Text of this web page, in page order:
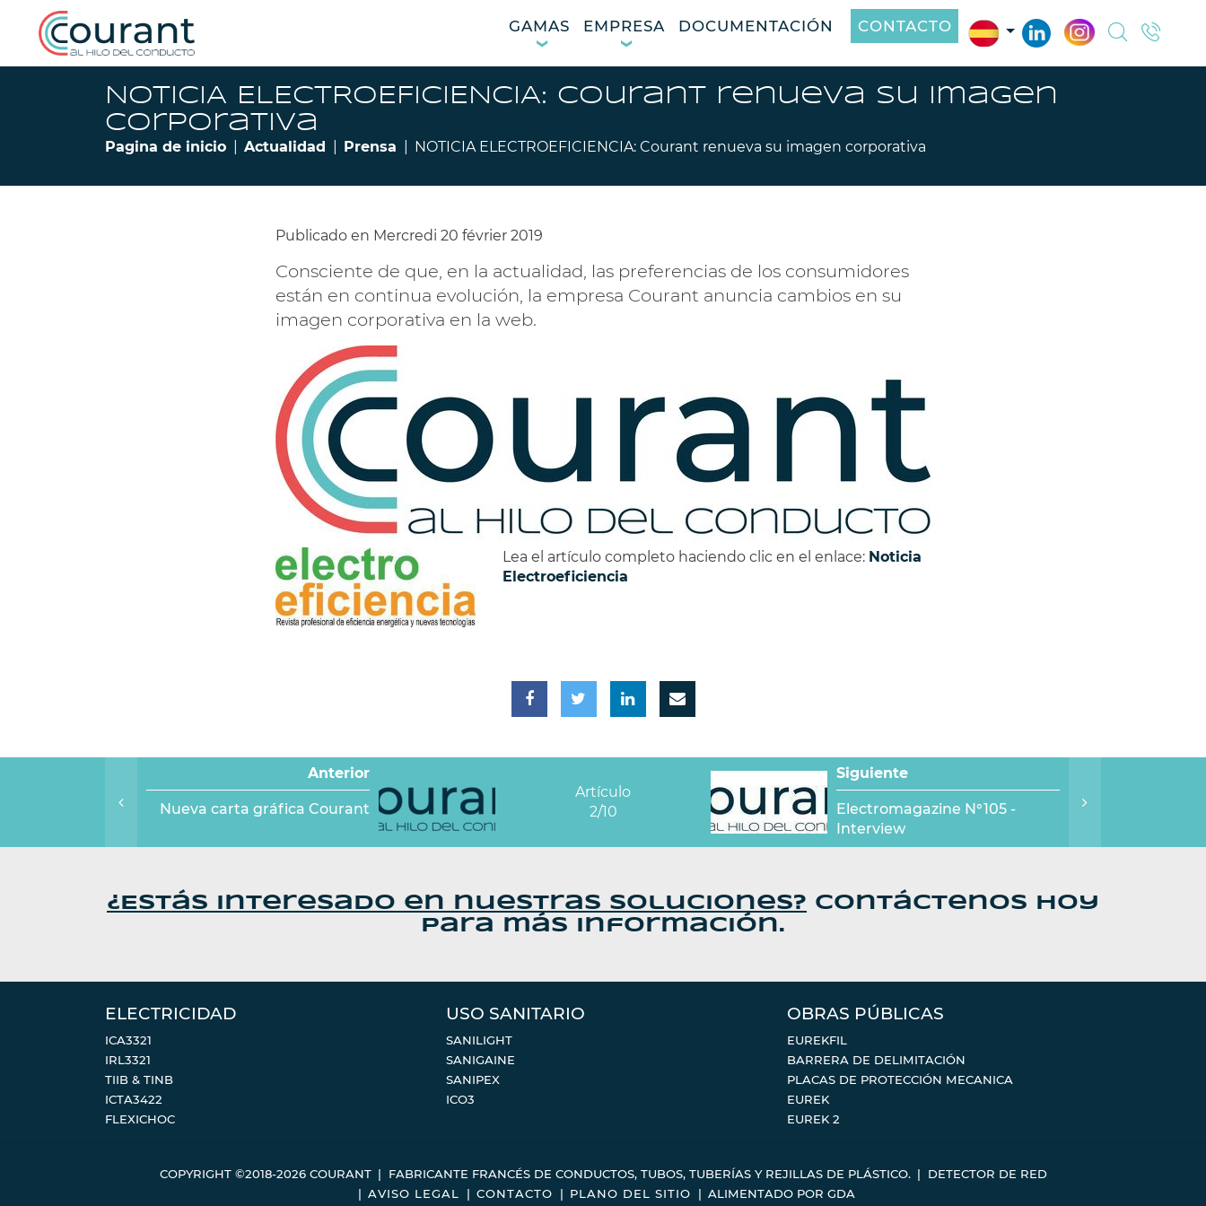
NOTICIA ELECTROEFICIENCIA: Courant renueva su imagen
corporativa
Pagina de inicio Actualidad Prensa NOTICIA ELECTROEFICIENCIA: Courant renueva su imagen corporativa
Publicado en Mercredi 20 février 2019
Consciente de que, en la actualidad, las preferencias de los consumidores
están en continua evolución, la empresa Courant anuncia cambios en su
imagen corporativa en la web.
Lea el artículo completo haciendo clic en el enlace: Noticia
Electroeficiencia
Anterior
Nueva carta gráfica Courant
Artículo
2/10
Siguiente
Electromagazine N°105 -
Interview
GAMAS EMPRESA DOCUMENTACIÓN CONTACTO
¿Estás interesado en nuestras soluciones? Contáctenos hoy
para más información.
ELECTRICIDAD
ICA3321
IRL3321
TIIB & TINB
ICTA3422
FLEXICHOC
USO SANITARIO
SANILIGHT
SANIGAINE
SANIPEX
ICO3
OBRAS PÚBLICAS
EUREKFIL
BARRERA DE DELIMITACIÓN
PLACAS DE PROTECCIÓN MECANICA
EUREK
EUREK 2
COPYRIGHT ©2018-2026 COURANT FABRICANTE FRANCÉS DE CONDUCTOS, TUBOS, TUBERÍAS Y REJILLAS DE PLÁSTICO.
DETECTOR DE RED
AVISO LEGAL
CONTACTO PLANO DEL SITIO ALIMENTADO POR GDA